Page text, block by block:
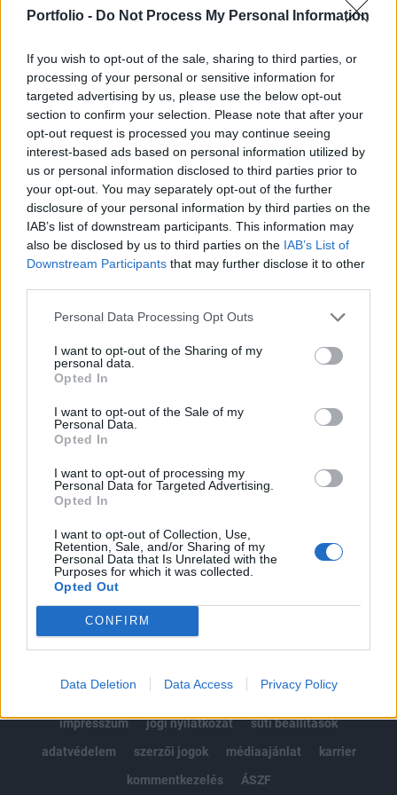
Portfolio - Do Not Process My Personal Information
If you wish to opt-out of the sale, sharing to third parties, or
processing of your personal or sensitive information for
targeted advertising by us, please use the below opt-out
section to confirm your selection. Please note that after your
opt-out request is processed you may continue seeing
interest-based ads based on personal information utilized by
us or personal information disclosed to third parties prior to
your opt-out. You may separately opt-out of the further
disclosure of your personal information by third parties on the
IAB’s list of downstream participants. This information may
also be disclosed by us to third parties on the IAB’s List of
Downstream Participants that may further disclose it to other
Personal Data Processing Opt Outs
I want to opt-out of the Sharing of my
personal data.
Opted In
I want to opt-out of the Sale of my
Personal Data.
Opted In
I want to opt-out of processing my
Personal Data for Targeted Advertising.
Opted In
I want to opt-out of Collection, Use,
Retention, Sale, and/or Sharing of my
Personal Data that Is Unrelated with the
Purposes for which it was collected.
Opted Out
CONFIRM
Data Deletion Data Access Privacy Policy
stabilizálódását a kelet-európai régióban,
Bulgária költségvetési pozíciója a magas külső adósság (a
GDP közel 100%-a) ellenére kedvezően alakul, amely
különösen kedvező helyzetbe hozza Bulgáriát régióbeli
társaival szemben. A likviditási problémák, a kereslet
eltűnése azonban mély recesszióba süllyesztette Bulgáriát
is, idén várhatóan 5-6%-kal esik a GDP, és várhatóan még
jövőre is 1-2%-os esés lesz....
KEDVES OLVASÓNK!
tartozik, melynek olvasása előfizetéses
regisztrációhoz kötött.
Az előfizetés a következőket tartalmazza:
Kötéslisták: BÉT elmúlt 2 év napon belüli
kötéslistái
Előfizetés
MÁR ELŐFIZETŐNK VAGY?BEJELENTKEZÉS
impresszum
jogi nyilatkozat
süti beállítások
adatvédelem
szerzői jogok médiaajánlat
karrier
kommentkezelés
ÁSZF